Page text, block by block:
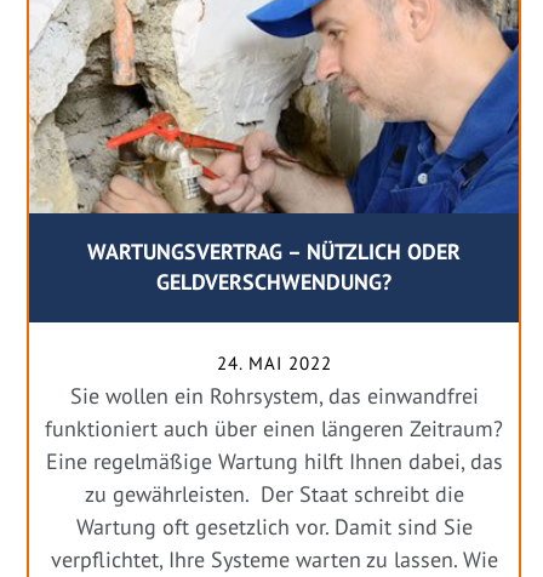
WARTUNGSVERTRAG – NÜTZLICH ODER
GELDVERSCHWENDUNG?
24. MAI 2022
Sie wollen ein Rohrsystem, das einwandfrei
funktioniert auch über einen längeren Zeitraum?
Eine regelmäßige Wartung hilft Ihnen dabei, das
zu gewährleisten. Der Staat schreibt die
Wartung oft gesetzlich vor. Damit sind Sie
verpflichtet, Ihre Systeme warten zu lassen. Wie